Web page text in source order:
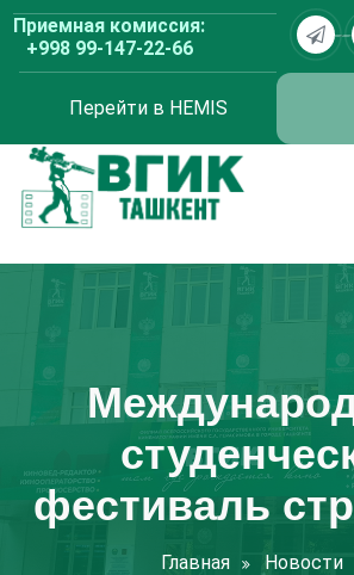
Перейти
содержимому
Приемная комиссия:
+998 99-147-22-66
Перейти в HEMIS
фестиваль
Главная
Новости